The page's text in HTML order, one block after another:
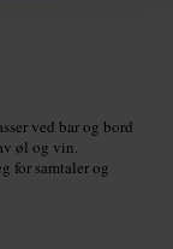
ved bar og bord
øl og vin.
for samtaler og